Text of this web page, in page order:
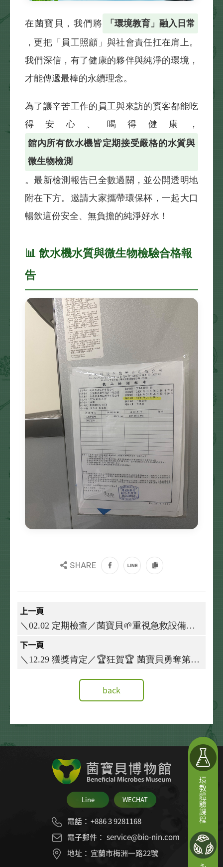
在菌寶貝，我們將
「環境教育」融入日常
，更把「員工照顧」與社會責任扛在肩上。
我們深信，有了健康的夥伴與純淨的環境，
才能傳遞最棒的永續理念。
為了讓辛苦工作的員工與來訪的賓客都能吃
得安心、喝得健康，
館內所有飲水機皆定期接受嚴格的水質與
微生物檢測
。最新檢測報告已全數過關，並公開透明地
附在下方。邀請大家攜帶環保杯，一起大口
暢飲這份安全、無負擔的純淨好水！
📊 飲水機水質與微生物檢驗合格報
告
SHARE
上一頁
＼02.02 定期檢查／菌寶貝🌱重視急救設備維
護❤️AED 定期檢查與保養公告⚙️
下一頁
＼12.29 獲獎肯定／🏆狂賀🏆 菌寶貝勇奪第22
back
Line WECHAT
電話： +886 3 9281168
電子郵件： service@bio-nin.com
地址： 宜蘭市梅洲一路22號
環教體驗課程